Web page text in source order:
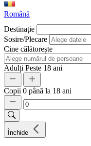
Română
Destinație
Sosire/Plecare
Cine călătorește
Adulți Peste 18 ani
Copii 0 până la 18 ani
Închide